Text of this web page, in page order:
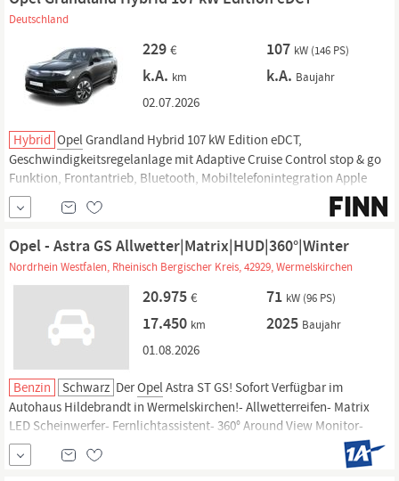
Deutschland
229 € 107 kW (146 PS)
k.A. km k.A. Baujahr
02.07.2026
Hybrid OpelGrandland Hybrid 107 kW Edition eDCT,
Geschwindigkeitsregelanlage mit Adaptive Cruise Control stop & go
Funktion, Frontantrieb, Bluetooth, Mobiltelefonintegration Apple
CarPlay٫ Android Auto٫ Apple Monate inklusive: 999٫ Android Monate
inklusive: 999٫ MirrorLink Monate inklusive: 0٫ Apple drahtlos und
Opel - Astra GS Allwetter|Matrix|HUD|360°|Winter
Nordrhein Westfalen, Rheinisch Bergischer Kreis, 42929, Wermelskirchen
20.975 € 71 kW (96 PS)
17.450 km 2025 Baujahr
01.08.2026
Benzin Schwarz DerOpelAstra ST GS! Sofort Verfügbar im
Autohaus Hildebrandt in Wermelskirchen!- Allwetterreifen- Matrix
LED Scheinwerfer- Fernlichtassistent- 360° Around View Monitor-
Frontkamera- Verkehrsschilderkennung- Spurhalteassistent-
Notbremsassistent- Toter-Winkel-Warner- Rückfahrkamera- Head-